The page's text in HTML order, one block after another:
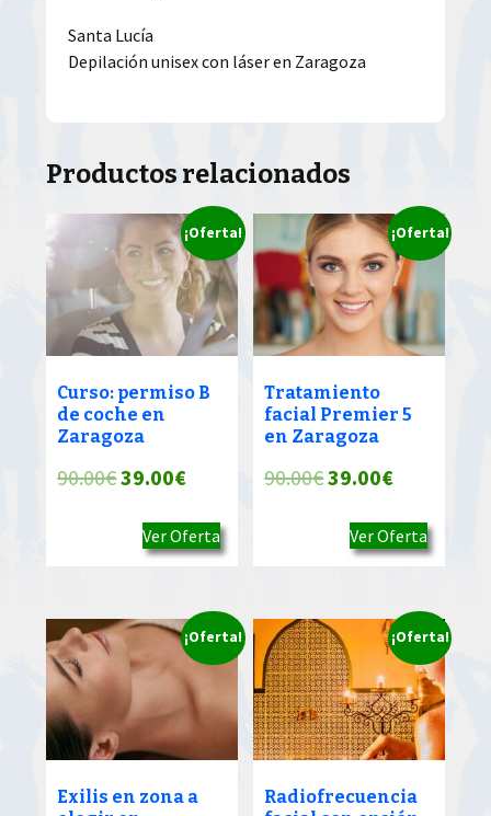
Santa Lucía
Depilación unisex con láser en Zaragoza
Productos relacionados
¡Oferta!
Curso: permiso B
de coche en
Zaragoza
90.00€El
original
39.00€El
actual
39.00€.
Ver Oferta
¡Oferta!
Tratamiento
facial Premier 5
en Zaragoza
90.00€El
original
39.00€El
actual
39.00€.
Ver Oferta
¡Oferta!
Exilis en zona a
¡Oferta!
Radiofrecuencia